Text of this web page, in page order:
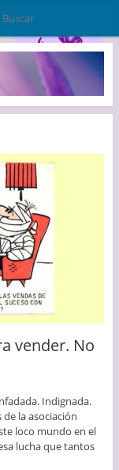
vender. No
Indignada.
la asociación
loco mundo en el
lucha que tantos